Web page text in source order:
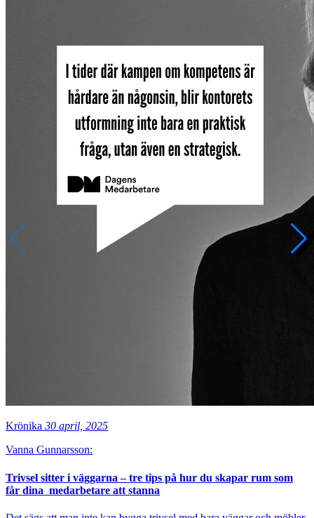
Krönika 30 april, 2025
Vanna Gunnarsson:
Trivsel sitter i väggarna – tre tips på hur du skapar rum som
får dina medarbetare att stanna